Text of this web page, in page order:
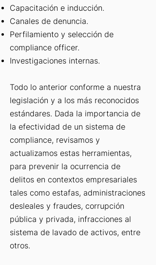
Capacitación e inducción.
Canales de denuncia.
Perfilamiento y selección de
compliance officer.
Investigaciones internas.
Todo lo anterior conforme a nuestra
legislación y a los más reconocidos
estándares. Dada la importancia de
la efectividad de un sistema de
compliance, revisamos y
actualizamos estas herramientas,
para prevenir la ocurrencia de
delitos en contextos empresariales
tales como estafas, administraciones
desleales y fraudes, corrupción
pública y privada, infracciones al
sistema de lavado de activos, entre
otros.